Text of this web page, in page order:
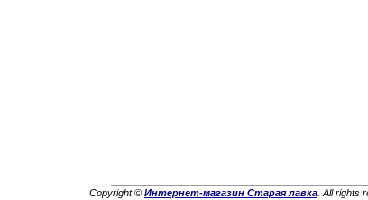
Copyright © Интернет-магазин Старая лавка . All rights